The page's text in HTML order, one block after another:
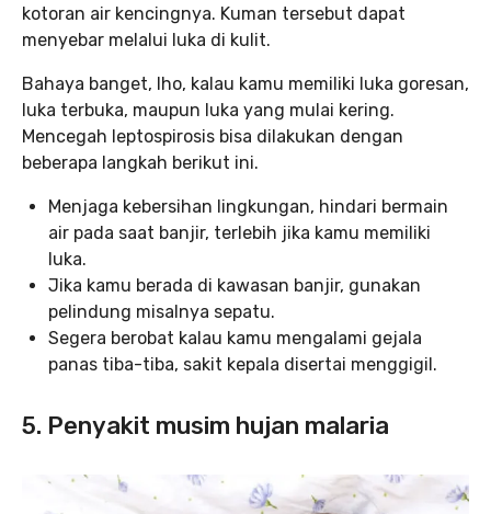
kotoran air kencingnya. Kuman tersebut dapat
menyebar melalui luka di kulit.
Bahaya banget, lho, kalau kamu memiliki luka goresan,
luka terbuka, maupun luka yang mulai kering.
Mencegah leptospirosis bisa dilakukan dengan
beberapa langkah berikut ini.
Menjaga kebersihan lingkungan, hindari bermain
air pada saat banjir, terlebih jika kamu memiliki
luka.
Jika kamu berada di kawasan banjir, gunakan
pelindung misalnya sepatu.
Segera berobat kalau kamu mengalami gejala
panas tiba-tiba, sakit kepala disertai menggigil.
5. Penyakit musim hujan malaria